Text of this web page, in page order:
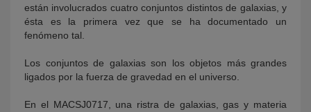
están involucrados cuatro conjuntos distintos de galaxias, y
ésta es la primera vez que se ha documentado un
fenómeno tal.
Los conjuntos de galaxias son los objetos más grandes
ligados por la fuerza de gravedad en el universo.
En el MACSJ0717, una ristra de galaxias, gas y materia